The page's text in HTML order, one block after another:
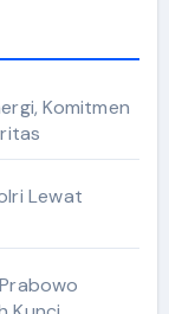
Komitmen
Lewat